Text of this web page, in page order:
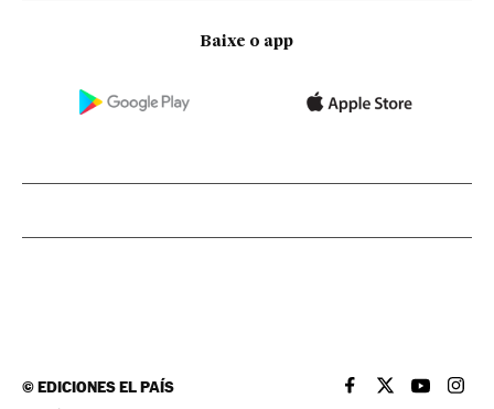
Baixe o app
©EDICIONES EL PAÍS EL PAÍS BRASIL EN
EL PAÍSEL PAÍS
EL